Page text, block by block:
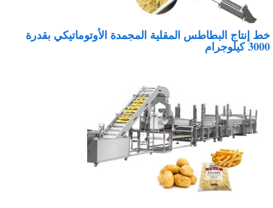
إنتاج البطاطس المقلية المجمدة الأوتوماتيكي بقدرة
كيلوجرام